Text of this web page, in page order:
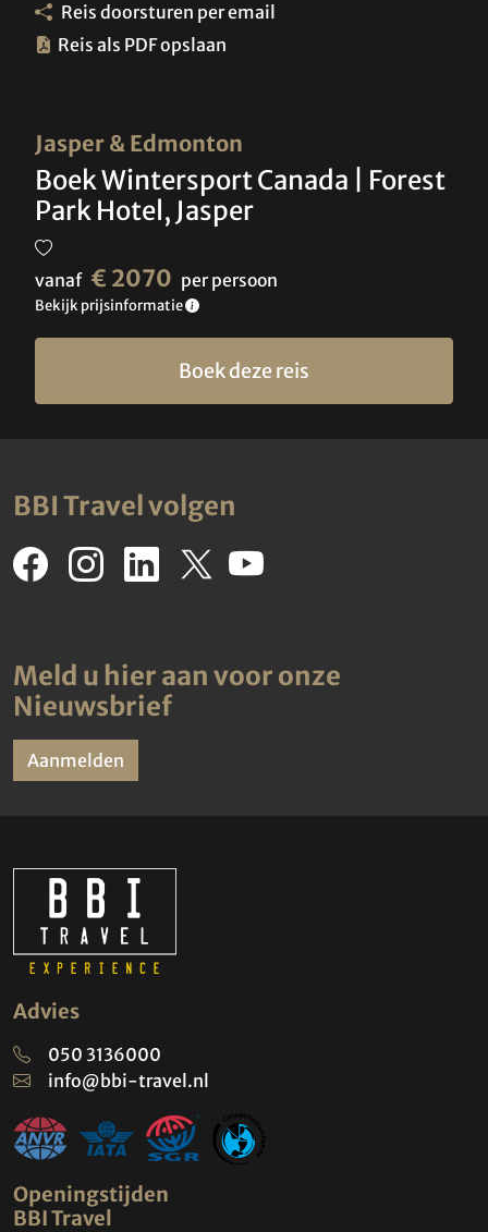
Jasper & Edmonton
Boek Wintersport Canada | Forest
Park Hotel, Jasper
vanaf € 2070 per persoon
Bekijk prijsinformatie
Boek deze reis
Reis doorsturen per email
Reis als PDF opslaan
BBI Travel volgen
Meld u hier aan voor onze
Nieuwsbrief
Aanmelden
Advies
050 3136000
info@bbi-travel.nl
Openingstijden
BBI Travel